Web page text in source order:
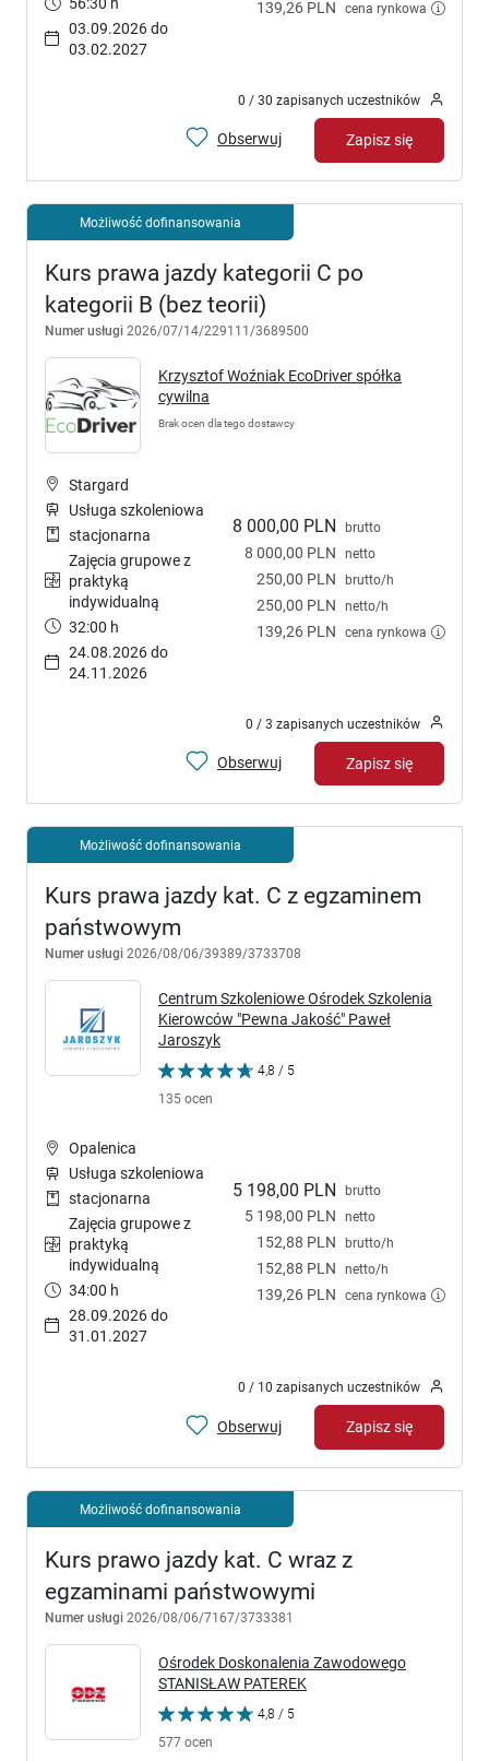
139,26 PLN cena rynkowa
03.09.2026 do
03.02.2027
0 / 30 zapisanych uczestników
Obserwuj Zapisz się
Możliwość dofinansowania
Kurs prawa jazdy kategorii C po
kategorii B (bez teorii)
Numer usługi 2026/07/14/229111/3689500
Krzysztof Woźniak EcoDriver spółka
cywilna
Brak ocen dla tego dostawcy
8 000,00 PLN brutto
8 000,00 PLN netto
250,00 PLN brutto/h
250,00 PLN netto/h
139,26 PLN cena rynkowa
Stargard
Usługa szkoleniowa
stacjonarna
Zajęcia grupowe z
praktyką
indywidualną
32:00 h
24.08.2026 do
24.11.2026
0 / 3 zapisanych uczestników
Obserwuj Zapisz się
Możliwość dofinansowania
Kurs prawa jazdy kat. C z egzaminem
państwowym
Numer usługi 2026/08/06/39389/3733708
Centrum Szkoleniowe Ośrodek Szkolenia
Kierowców "Pewna Jakość" Paweł
Jaroszyk
4,8 / 5
135 ocen
5 198,00 PLN brutto
5 198,00 PLN netto
152,88 PLN brutto/h
152,88 PLN netto/h
139,26 PLN cena rynkowa
Opalenica
Usługa szkoleniowa
stacjonarna
Zajęcia grupowe z
praktyką
indywidualną
34:00 h
28.09.2026 do
31.01.2027
0 / 10 zapisanych uczestników
Obserwuj Zapisz się
Możliwość dofinansowania
Kurs prawo jazdy kat. C wraz z
egzaminami państwowymi
Numer usługi 2026/08/06/7167/3733381
Ośrodek Doskonalenia Zawodowego
STANISŁAW PATEREK
4,8 / 5
577 ocen